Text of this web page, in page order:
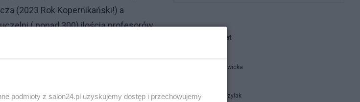
(2023 Rok Kopernikański!) a
( ponad 300) ilością profesorów
mówił rektor najstarzej polskiej
widać gołym okiem patrząc na
nad zmianami nazw uczelni z
Blogi na ten temat
Karolina Nowicka
Justyna Bazylak
podmioty z salon24.pl uzyskujemy dostęp i przechowujemy